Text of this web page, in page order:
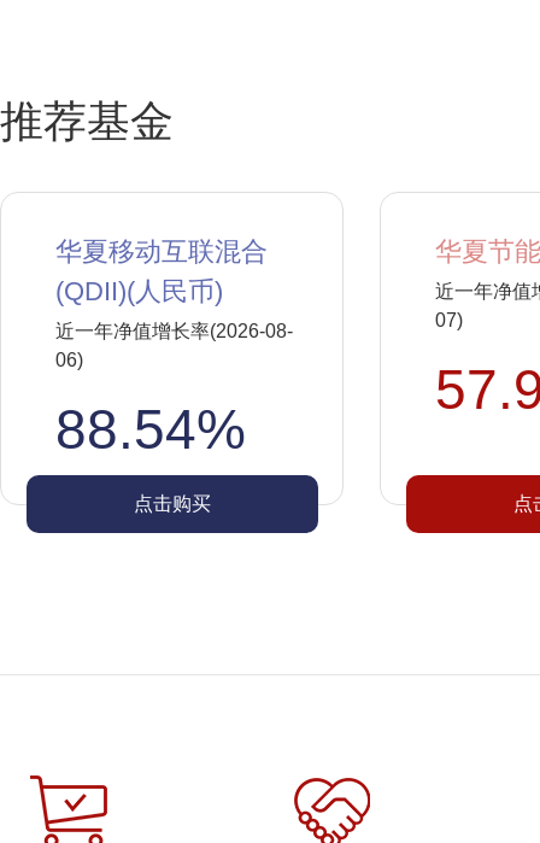
推荐基金
华夏移动互联混合
(QDII)(人民币)
近一年净值增长率(2026-08-
06)
88.54%
点击购买
华夏节
近一年净值
07)
点